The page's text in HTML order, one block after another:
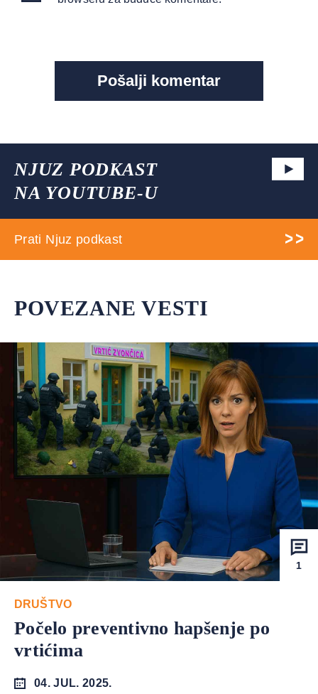
NJUZ PODKAST
NA YOUTUBE-U
Prati Njuz podkast
POVEZANE VESTI
1
DRUŠTVO
Počelo preventivno hapšenje po
vrtićima
04. JUL. 2025.